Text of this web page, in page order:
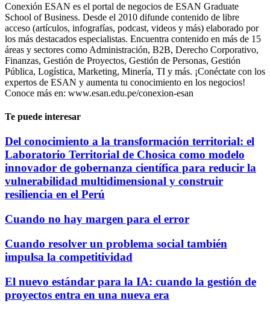
Conexión ESAN es el portal de negocios de ESAN Graduate
School of Business. Desde el 2010 difunde contenido de libre
acceso (artículos, infografías, podcast, videos y más) elaborado por
los más destacados especialistas. Encuentra contenido en más de 15
áreas y sectores como Administración, B2B, Derecho Corporativo,
Finanzas, Gestión de Proyectos, Gestión de Personas, Gestión
Pública, Logística, Marketing, Minería, TI y más. ¡Conéctate con los
expertos de ESAN y aumenta tu conocimiento en los negocios!
Conoce más en: www.esan.edu.pe/conexion-esan
Te puede interesar
Del conocimiento a la transformación territorial: el
Laboratorio Territorial de Chosica como modelo
innovador de gobernanza científica para reducir la
vulnerabilidad multidimensional y construir
resiliencia en el Perú
Cuando no hay margen para el error
Cuando resolver un problema social también
impulsa la competitividad
El nuevo estándar para la IA: cuando la gestión de
proyectos entra en una nueva era